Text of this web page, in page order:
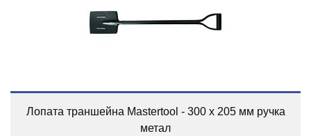
Лопата траншейна Mastertool - 300 x 205 мм ручка
метал